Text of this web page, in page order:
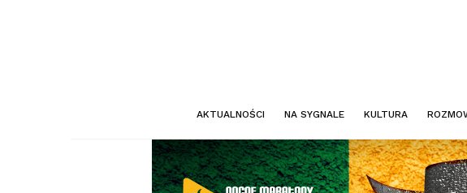
AKTUALNOŚCI NA SYGNALE KULTURA